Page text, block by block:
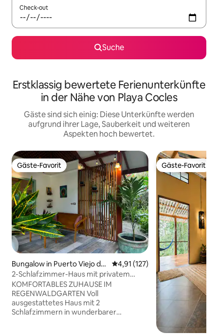
Check-out
Suche
Erstklassig bewertete Ferienunterkünfte
in der Nähe von Playa Cocles
Gäste sind sich einig: Diese Unterkünfte werden
aufgrund ihrer Lage, Sauberkeit und weiteren
Aspekten hoch bewertet.
Gäste-Favorit
Gäste-Favorit
Bungalow in Puerto Viejo de
Talamanca
Durchschnittliche Bewertung:
4,91 (127)
2-Schlafzimmer-Haus mit privatem
Tauchbecken im Dschungelgarten
KOMFORTABLES ZUHAUSE IM
REGENWALDGARTEN Voll
ausgestattetes Haus mit 2
Schlafzimmern in wunderbarer
Gäste-Favorit
Gäste-Favorit